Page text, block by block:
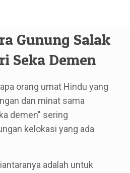
Gunung Salak
Seka Demen
orang umat Hindu yang
dan minat sama
demen" sering
kelokasi yang ada
adalah untuk